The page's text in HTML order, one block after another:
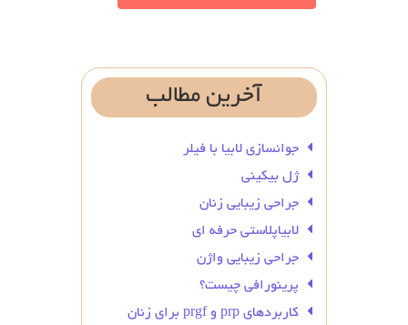
آخرین مطالب
جوانسازی لابیا با فیلر
ژل بیکینی
جراحی زیبایی زنان
لابیاپلاستی حرفه ای
جراحی زیبایی واژن
پرینورافی چیست؟
کاربردهای prp و prgf برای زنان